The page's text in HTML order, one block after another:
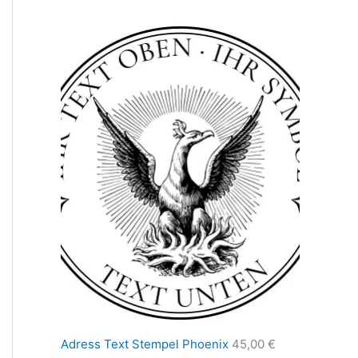
Adress Text Stempel Phoenix 45,00 €